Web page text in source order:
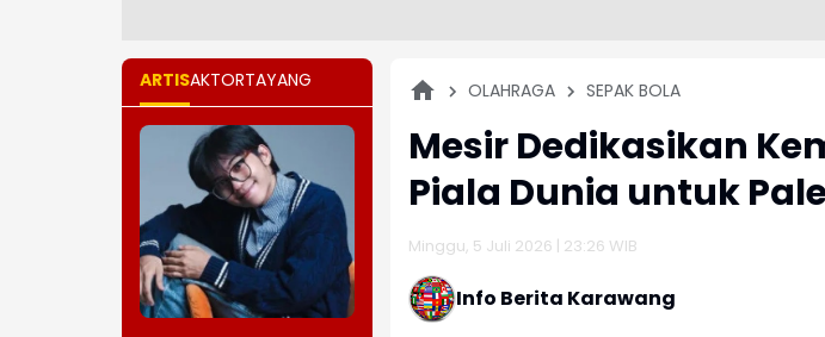
ARTISAKTORTAYANG OLAHRAGA SEPAK BOLA
Mesir Dedikasikan
Piala Dunia untuk
Minggu, 5 Juli 2026 | 23:26 WIB
Info Berita Karawang